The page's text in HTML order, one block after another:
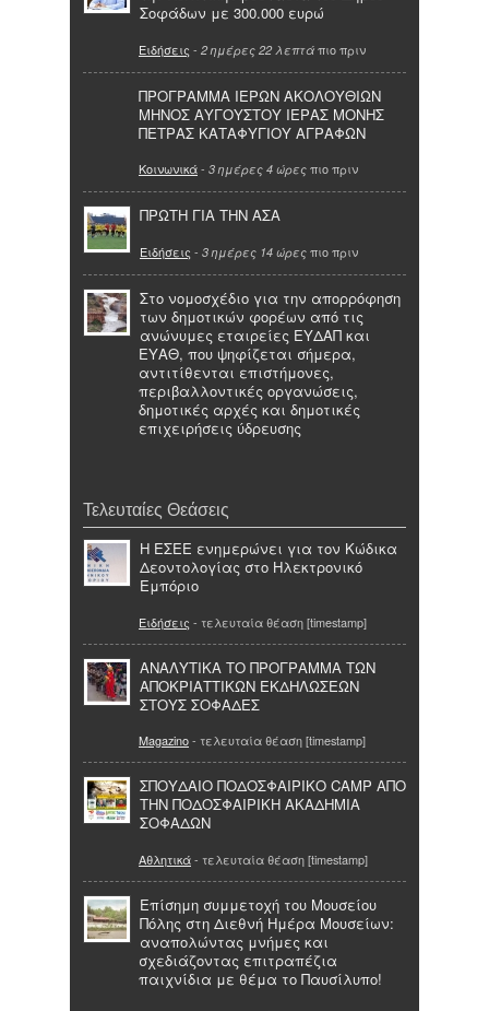
Σοφάδων με 300.000 ευρώ
Ειδήσεις - 2 ημέρες 22 λεπτά πιο πριν
ΠΡΟΓΡΑΜΜΑ ΙΕΡΩΝ ΑΚΟΛΟΥΘΙΩΝ
ΜΗΝΟΣ ΑΥΓΟΥΣΤΟΥ ΙΕΡΑΣ ΜΟΝΗΣ
ΠΕΤΡΑΣ ΚΑΤΑΦΥΓΙΟΥ ΑΓΡΑΦΩΝ
Κοινωνικά- 3 ημέρες 4 ώρες πιο πριν
ΠΡΩΤΗ ΓΙΑ ΤΗΝ ΑΣΑ
Ειδήσεις - 3 ημέρες 14 ώρες πιο πριν
Στο νομοσχέδιο για την απορρόφηση
των δημοτικών φορέων από τις
ανώνυμες εταιρείες ΕΥΔΑΠ και
ΕΥΑΘ, που ψηφίζεται σήμερα,
αντιτίθενται επιστήμονες,
περιβαλλοντικές οργανώσεις,
δημοτικές αρχές και δημοτικές
επιχειρήσεις ύδρευσης
Τελευταίες Θεάσεις
Η ΕΣΕΕ ενημερώνει για τον Κώδικα
Δεοντολογίας στο Ηλεκτρονικό
Εμπόριο
Ειδήσεις - τελευταία θέαση [timestamp]
ΑΝΑΛΥΤΙΚΑ ΤΟ ΠΡΟΓΡΑΜΜΑ ΤΩΝ
ΑΠΟΚΡΙΑΤΤΙΚΩΝ ΕΚΔΗΛΩΣΕΩΝ
ΣΤΟΥΣ ΣΟΦΑΔΕΣ
Magazino- τελευταία θέαση [timestamp]
ΣΠΟΥΔΑΙΟ ΠΟΔΟΣΦΑΙΡΙΚΟ CAMP ΑΠΟ
ΤΗΝ ΠΟΔΟΣΦΑΙΡΙΚΗ ΑΚΑΔΗΜΙΑ
ΣΟΦΑΔΩΝ
Αθλητικά- τελευταία θέαση [timestamp]
Επίσημη συμμετοχή του Μουσείου
Πόλης στη Διεθνή Ημέρα Μουσείων:
αναπολώντας μνήμες και
σχεδιάζοντας επιτραπέζια
παιχνίδια με θέμα το Παυσίλυπο!